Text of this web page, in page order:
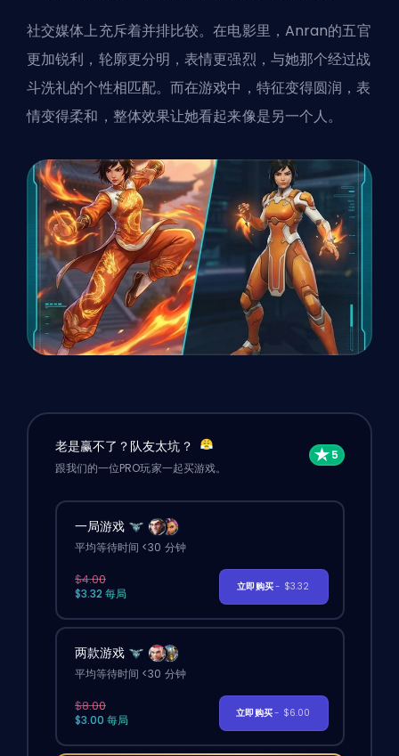
社交媒体上充斥着并排比较。在电影里，Anran的五官
更加锐利，轮廓更分明，表情更强烈，与她那个经过战
斗洗礼的个性相匹配。而在游戏中，特征变得圆润，表
情变得柔和，整体效果让她看起来像是另一个人。
老是赢不了？队友太坑？
跟我们的一位PRO玩家一起买游戏。
一局游戏
平均等待时间 <30 分钟
$4.00
$3.32 每局
立即购买- $3.32
两款游戏
平均等待时间 <30 分钟
$8.00
$3.00 每局
立即购买- $6.00